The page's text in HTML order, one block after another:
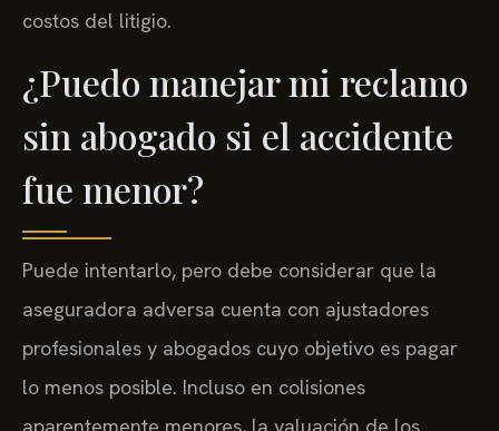
costos del litigio.
¿Puedo manejar mi reclamo
sin abogado si el accidente
fue menor?
Puede intentarlo, pero debe considerar que la
aseguradora adversa cuenta con ajustadores
profesionales y abogados cuyo objetivo es pagar
lo menos posible. Incluso en colisiones